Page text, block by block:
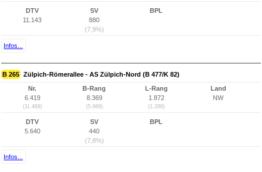
DTV
11.143
SV
880
(7,9%)
BPL
Infos...
B 265 Zülpich-Römerallee - AS Zülpich-Nord (B 477/K 82)
Nr.
6.419
(11.469)
B-Rang
8.369
(5.969)
L-Rang
1.872
(1.286)
Land
NW
DTV
5.640
SV
440
(7,8%)
BPL
Infos...